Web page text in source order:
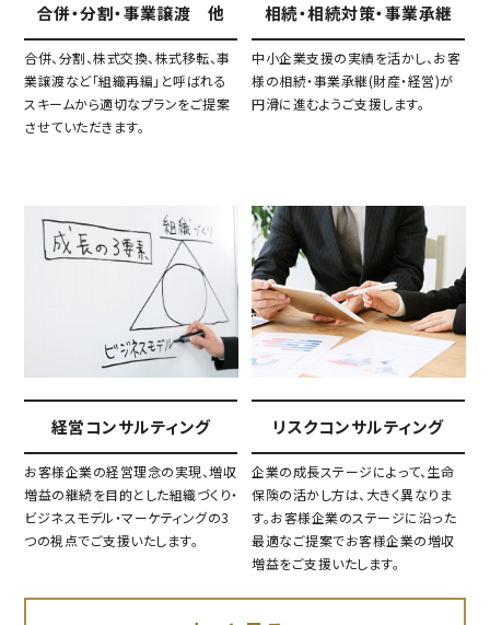
合併・分割・事業譲渡 他
合併、分割、株式交換、株式移転、事
業譲渡など「組織再編」と呼ばれる
スキームから適切なプランをご提案
させていただきます。
相続・相続対策・事業承継
中小企業支援の実績を活かし、お客
様の相続・事業承継(財産・経営)が
円滑に進むようご支援します。
経営コンサルティング
お客様企業の経営理念の実現、増収
増益の継続を目的とした組織づくり・
ビジネスモデル・マーケティングの3
つの視点でご支援いたします。
リスクコンサルティング
企業の成長ステージによって、生命
保険の活かし方は、大きく異なりま
す。お客様企業のステージに沿った
最適なご提案でお客様企業の増収
増益をご支援いたします。